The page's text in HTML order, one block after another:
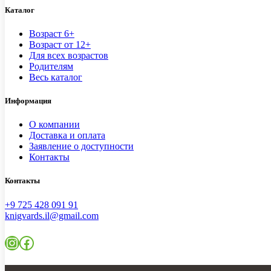
Каталог
Возраст 6+
Возраст от 12+
Для всех возрастов
Родителям
Весь каталог
Информация
О компании
Доставка и оплата
Заявление о доступности
Контакты
Контакты
+9 725 428 091 91
knigvards.il@gmail.com
Instagram
Facebook